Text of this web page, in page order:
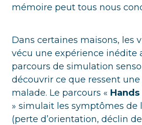
mémoire peut tous nous
Dans certaines maisons, les
vécu une expérience inédite
parcours de simulation
découvrir ce que ressent
malade. Le parcours «
» simulait les symptômes de
(perte d’orientation, déclin